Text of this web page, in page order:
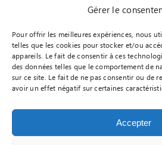
Gérer le
Pour offrir les meilleures expériences, nous
telles que les cookies pour stocker et/ou
appareils. Le fait de consentir à ces
des données telles que le comportement de
sur ce site. Le fait de ne pas consentir ou de
avoir un effet négatif sur certaines
Accepter